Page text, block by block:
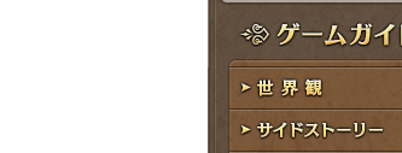
ド
レ
ス
ー
ド
ゲームガイド
世界観